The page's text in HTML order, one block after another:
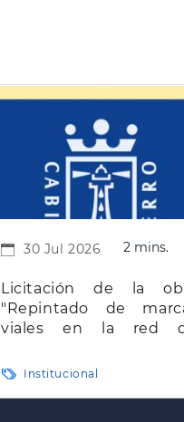
30 Jul 2026 2 mins.
Licitación de la
"Repintado de
viales en la red
Hierro"
Institucional